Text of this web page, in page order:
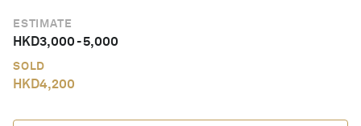
ESTIMATE
HKD3,000-5,000
SOLD
HKD4,200